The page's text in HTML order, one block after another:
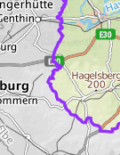
Kontakt